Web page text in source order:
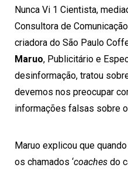
Nunca Vi 1 Cientista,
Consultora de
criadora do São Paulo
Maruo, Publicitário e
desinformação, tratou
devemos nos preocupar
informações falsas sobre
Maruo explicou que
os chamados ‘coaches do